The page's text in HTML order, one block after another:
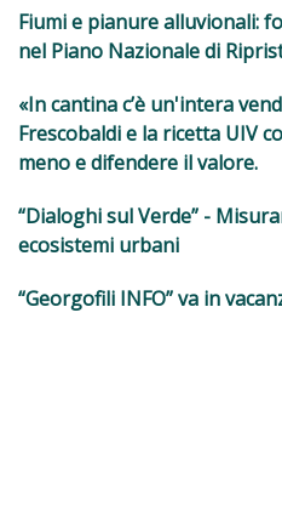
Fiumi e pianure alluvionali:
nel Piano Nazionale di
«In cantina c’è un'intera
Frescobaldi e la ricetta UIV
meno e difendere il valore.
“Dialoghi sul Verde” -
ecosistemi urbani
“Georgofili INFO” va in